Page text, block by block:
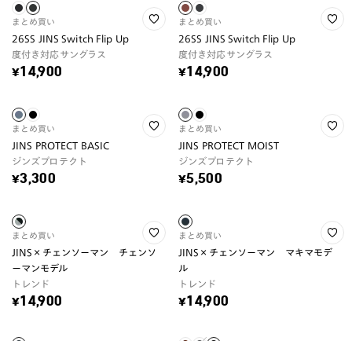
まとめ買い
26SS JINS Switch Flip Up
度付き対応サングラス
¥14,900
まとめ買い
26SS JINS Switch Flip Up
度付き対応サングラス
¥14,900
まとめ買い
JINS PROTECT BASIC
ジンズプロテクト
¥3,300
まとめ買い
JINS PROTECT MOIST
ジンズプロテクト
¥5,500
まとめ買い
JINS×チェンソーマン チェンソ
ーマンモデル
トレンド
¥14,900
まとめ買い
JINS×チェンソーマン マキマモデ
ル
トレンド
¥14,900